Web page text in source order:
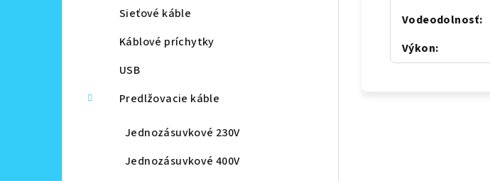
Sieťové káble
Káblové príchytky
USB
Predlžovacie káble
Jednozásuvkové 230V
Jednozásuvkové 400V
Vodeodolnosť:
Výkon: